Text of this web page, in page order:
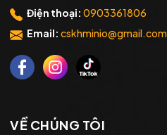
Điện thoại: 0903361806
Email: cskhminio@gmail.com
VỀ CHÚNG TÔI